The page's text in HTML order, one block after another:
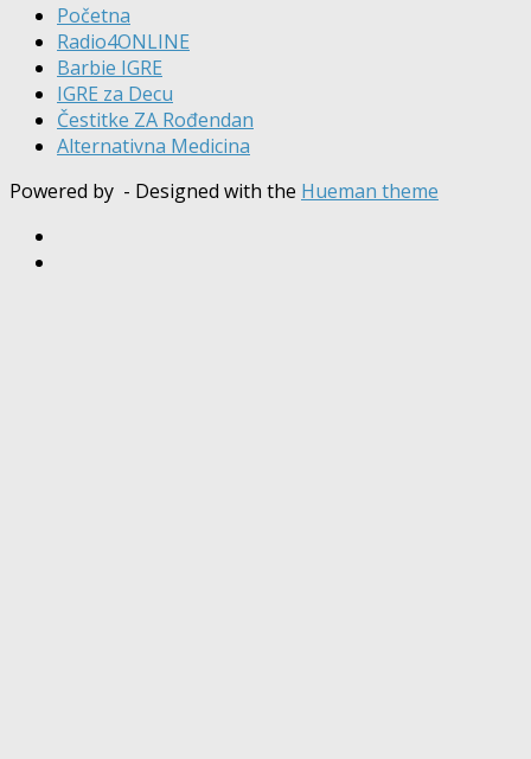
Početna
Radio4ONLINE
Barbie IGRE
IGRE za Decu
Čestitke ZA Rođendan
Alternativna Medicina
Powered by - Designed with the Hueman theme